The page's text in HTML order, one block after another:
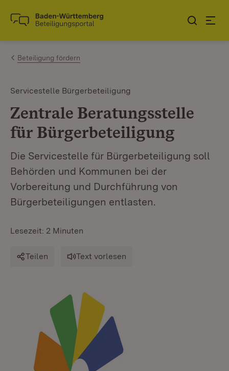
Zum Inhalt springen
Link zur Startseite
Beteiligung fördern
Servicestelle Bürgerbeteiligung
Zentrale Beratungsstelle
für Bürgerbeteiligung
Die Servicestelle für Bürgerbeteiligung soll
Behörden und Kommunen bei der
Vorbereitung und Durchführung von
Bürgerbeteiligungen entlasten.
Lesezeit: 2 Minuten
Teilen Text vorlesen